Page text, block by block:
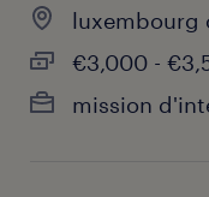
luxembourg
€3,000 -
mission